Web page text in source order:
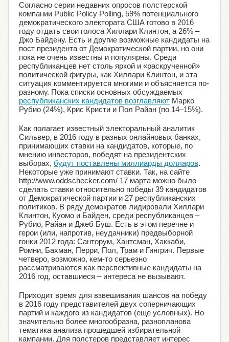
Согласно серии недавних опросов полстерской
компании Public Policy Polling, 59% потенциального
демократического электората США готово в 2016
году отдать свои голоса Хиллари Клинтон, а 26% –
Джо Байдену. Есть и другие возможные кандидаты на
пост президента от Демократической партии, но они
пока не очень известны и популярны. Среди
республиканцев нет столь яркой и «раскрученной»
политической фигуры, как Хиллари Клинтон, и эта
ситуация комментируется многими и объясняется по-
разному. Пока списки основных обсуждаемых
республиканских кандидатов возглавляют Марко
Рубио (24%), Крис Кристи и Пол Райан (по 14–15%).
Как полагает известный электоральный аналитик
Сильвер, в 2016 году в разных онлайновых банках,
принимающих ставки на кандидатов, которые, по
мнению инвесторов, победят на президентских
выборах, будут поставлены миллиарды долларов.
Некоторые уже принимают ставки. Так, на сайте
http://www.oddschecker.com/ 17 марта можно было
сделать ставки относительно победы 39 кандидатов
от Демократической партии и 27 республиканских
политиков. В ряду демократов лидировали Хиллари
Клинтон, Куомо и Байден, среди республиканцев –
Рубио, Райан и Джеб Буш. Есть в этом перечне и
герои (или, напротив, неудачники) предвыборной
гонки 2012 года: Санторум, Хантсман, Хаккаби,
Ромни, Бахман, Перри, Пол, Трам и Гингрич. Первые
четверо, возможно, кем-то серьезно
рассматриваются как перспективные кандидаты на
2016 год, оставшиеся – интереса не вызывают.
Приходит время для взвешивания шансов на победу
в 2016 году представителей двух соперничающих
партий и каждого из кандидатов (еще условных). Но
значительно более многообразна, разнопланова
тематика анализа прошедшей избирательной
кампании. Для полстеров представляет интерес